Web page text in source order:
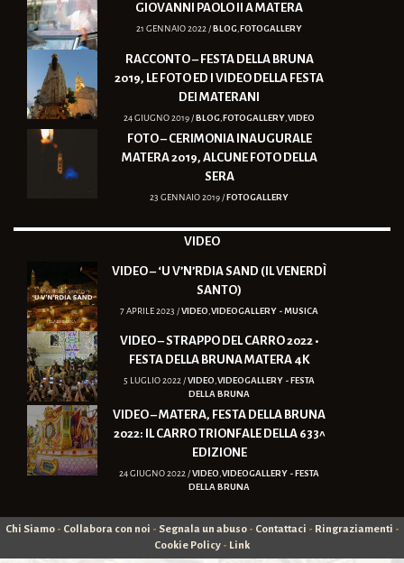
GIOVANNI PAOLO II A MATERA
21 GENNAIO 2022 /BLOG ,FOTOGALLERY
RACCONTO – FESTA DELLA BRUNA
2019, LE FOTO ED I VIDEO DELLA FESTA
DEI MATERANI
24 GIUGNO 2019 /BLOG ,FOTOGALLERY ,VIDEO
FOTO – CERIMONIA INAUGURALE
MATERA 2019, ALCUNE FOTO DELLA
SERA
23 GENNAIO 2019 /FOTOGALLERY
VIDEO
VIDEO – ‘U V’N’RDIA SAND (IL VENERDÌ
SANTO)
7 APRILE 2023 /VIDEO ,VIDEOGALLERY - MUSICA
VIDEO – STRAPPO DEL CARRO 2022 •
FESTA DELLA BRUNA MATERA 4K
5 LUGLIO 2022 /VIDEO ,VIDEOGALLERY - FESTA
DELLA BRUNA
VIDEO – MATERA, FESTA DELLA BRUNA
2022: IL CARRO TRIONFALE DELLA 633^
EDIZIONE
24 GIUGNO 2022 /VIDEO ,VIDEOGALLERY - FESTA
DELLA BRUNA
Chi Siamo- Collabora con noi - Segnala un abuso- Contattaci - Ringraziamenti -
Cookie Policy - Link